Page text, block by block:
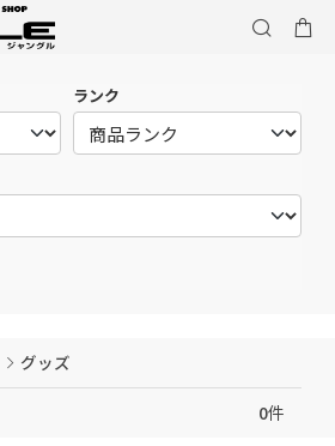
ランク
グッズ
0件